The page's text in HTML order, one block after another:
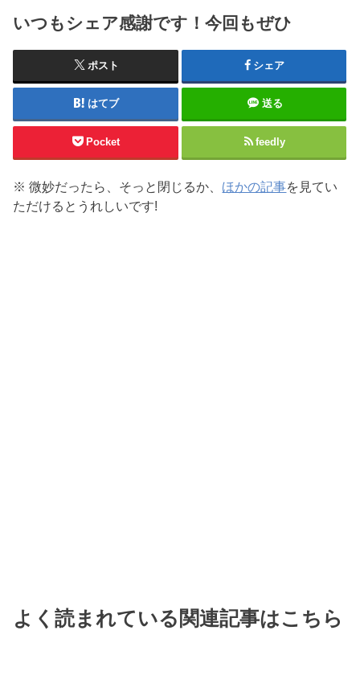
いつもシェア感謝です！今回もぜひ
ポスト シェア
はてブ 送る
Pocket feedly
※ 微妙だったら、そっと閉じるか、 ほかの記事を見てい
ただけるとうれしいです!
よく読まれている関連記事はこちら